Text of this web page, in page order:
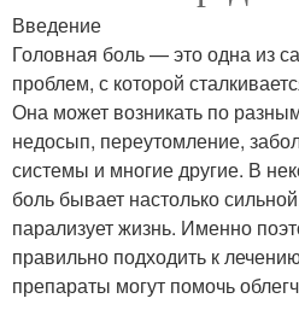
Введение
Головная боль — это одна из
проблем, с которой
Она может возникать по
недосып, переутомление,
системы и многие другие. В
боль бывает настолько
парализует жизнь. Именно
правильно подходить к
препараты могут помочь